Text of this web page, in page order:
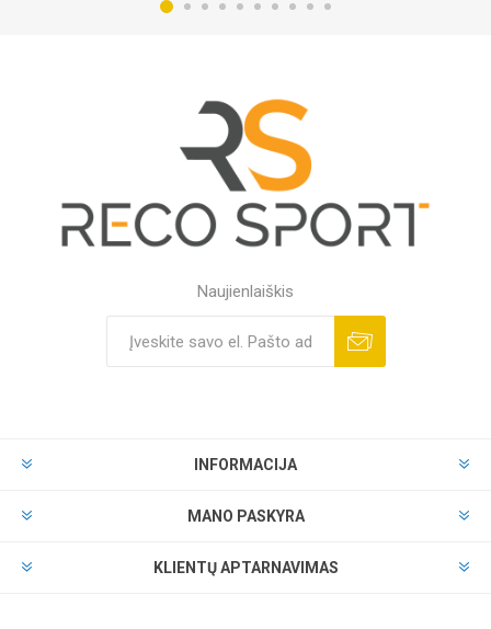
Naujienlaiškis
INFORMACIJA
MANO PASKYRA
KLIENTŲ APTARNAVIMAS